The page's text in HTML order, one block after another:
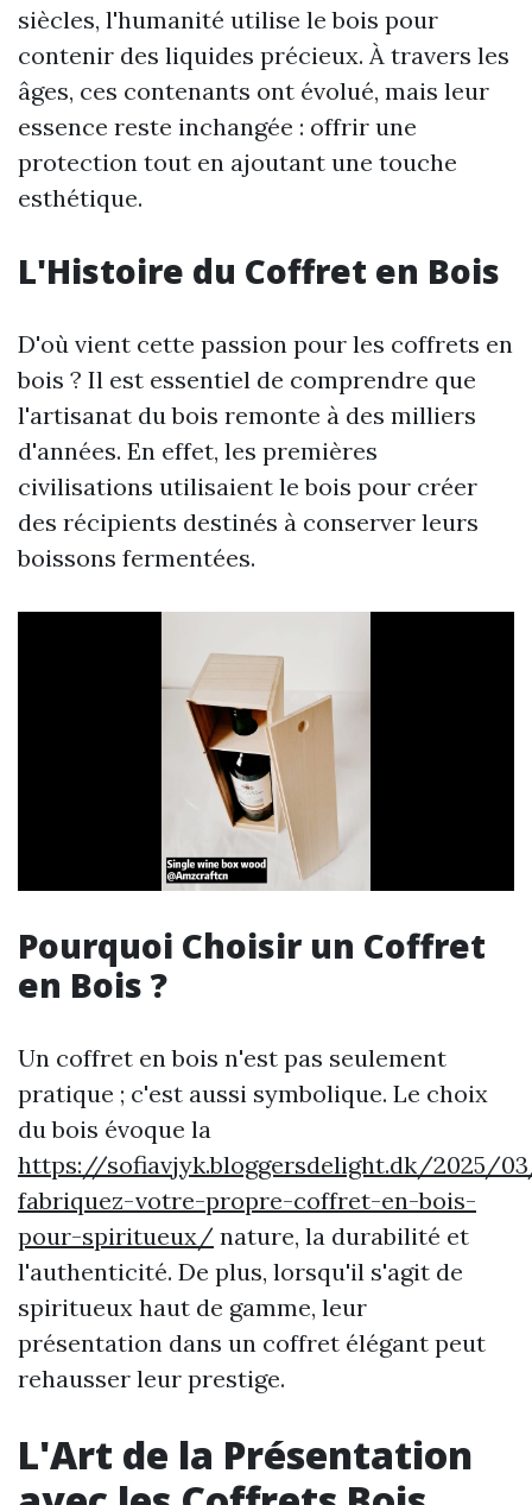
siècles, l'humanité utilise le bois pour
contenir des liquides précieux. À travers les
âges, ces contenants ont évolué, mais leur
essence reste inchangée : offrir une
protection tout en ajoutant une touche
esthétique.
L'Histoire du Coffret en Bois
D'où vient cette passion pour les coffrets en
bois ? Il est essentiel de comprendre que
l'artisanat du bois remonte à des milliers
d'années. En effet, les premières
civilisations utilisaient le bois pour créer
des récipients destinés à conserver leurs
boissons fermentées.
Pourquoi Choisir un Coffret
en Bois ?
Un coffret en bois n'est pas seulement
pratique ; c'est aussi symbolique. Le choix
du bois évoque la
https://sofiavjyk.bloggersdelight.dk/2025/
fabriquez-votre-propre-coffret-en-bois-
pour-spiritueux/ nature, la durabilité et
l'authenticité. De plus, lorsqu'il s'agit de
spiritueux haut de gamme, leur
présentation dans un coffret élégant peut
rehausser leur prestige.
L'Art de la Présentation